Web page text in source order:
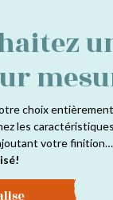
choix
les
votre finition…